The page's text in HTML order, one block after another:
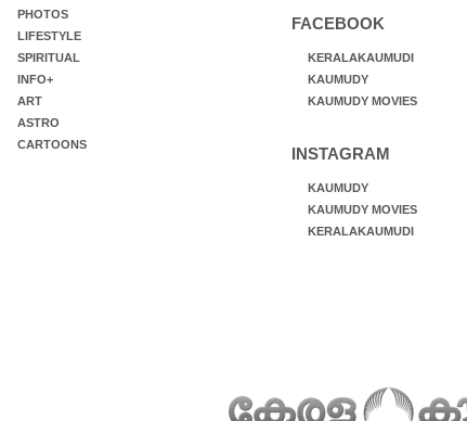
PHOTOS
LIFESTYLE
SPIRITUAL
INFO+
ART
ASTRO
CARTOONS
FACEBOOK
KERALAKAUMUDI
KAUMUDY
KAUMUDY MOVIES
INSTAGRAM
KAUMUDY
KAUMUDY MOVIES
KERALAKAUMUDI